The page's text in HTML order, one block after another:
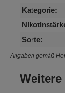
Kategorie:
Sorte:
Angaben gemäß